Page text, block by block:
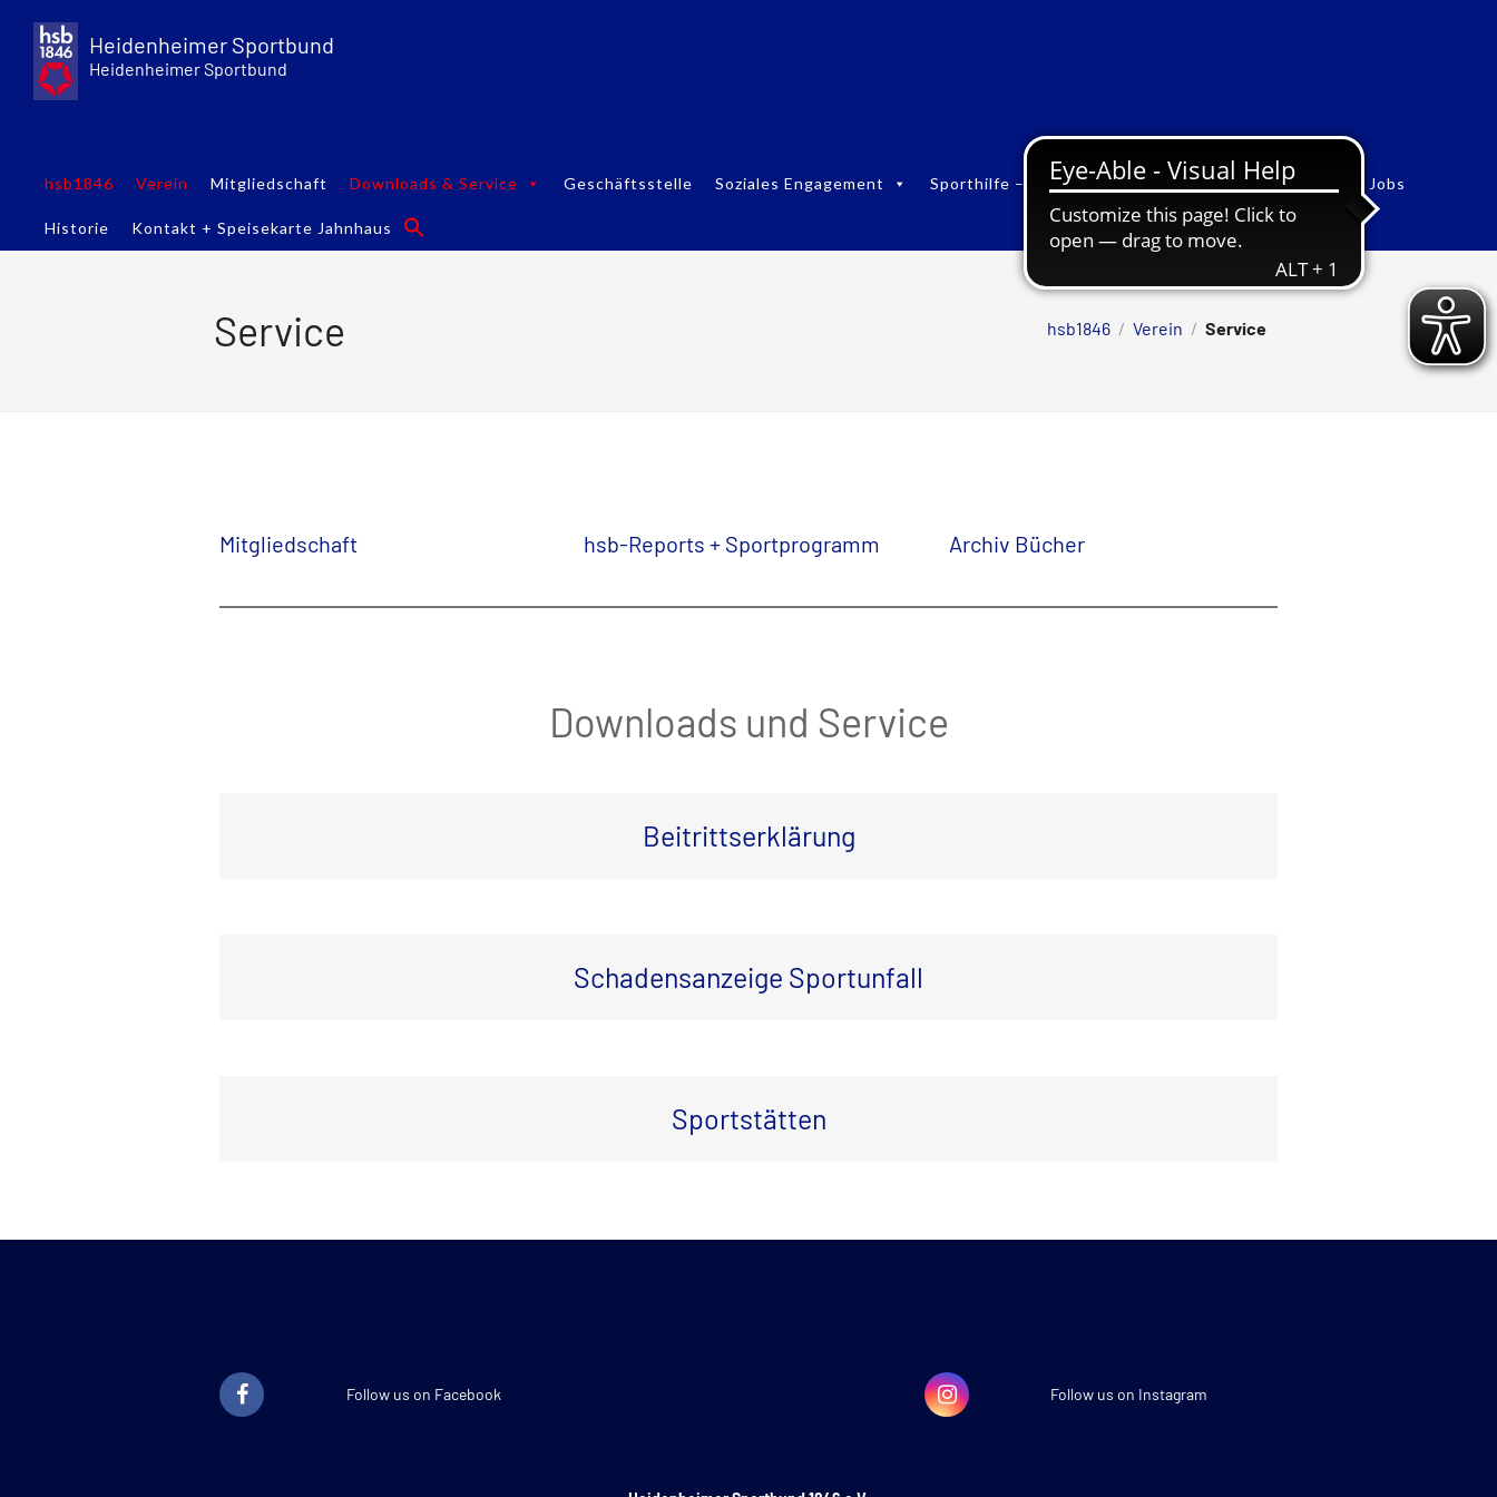
content
Heidenheimer Sportbund
Heidenheimer Sportbund
hsb1846 Verein Mitgliedschaft Downloads & Service Geschäftsstelle Soziales Engagement Sporthilfe – Sonderfonds Vorstand Werbung Jobs
Historie Kontakt + Speisekarte Jahnhaus
hsb1846 / Verein / Service
Service
Mitgliedschaft hsb-Reports + Sportprogramm Archiv Bücher
Downloads und Service
Beitrittserklärung
Schadensanzeige Sportunfall
Sportstätten
Follow us on Facebook Follow us on Instagram